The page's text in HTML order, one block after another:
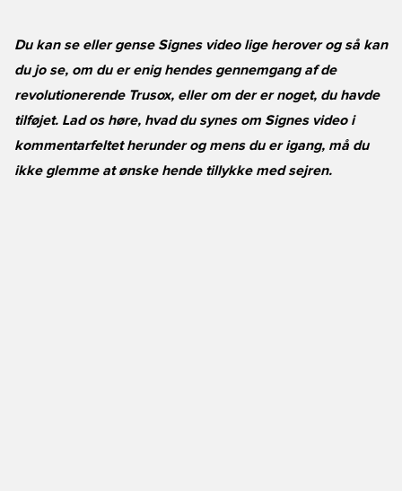
Du kan se eller gense Signes video lige herover og så kan
du jo se, om du er enig hendes gennemgang af de
revolutionerende Trusox, eller om der er noget, du havde
tilføjet. Lad os høre, hvad du synes om Signes video i
kommentarfeltet herunder og mens du er igang, må du
ikke glemme at ønske hende tillykke med sejren.